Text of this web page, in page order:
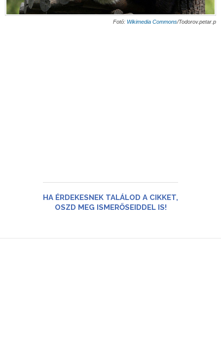
Fotó: Wikimedia Commons/Todorov.petar.p
HA ÉRDEKESNEK TALÁLOD A CIKKET,
OSZD MEG ISMERŐSEIDDEL IS!